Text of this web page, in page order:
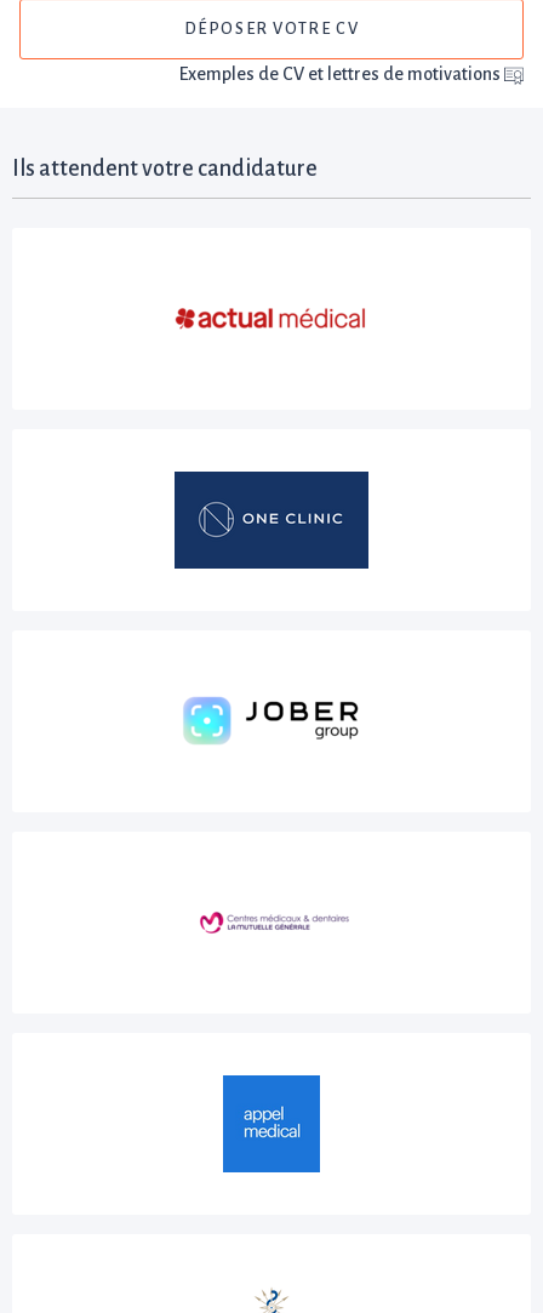
DÉPOSER VOTRE CV
Exemples de CV et lettres de motivations
Ils attendent votre candidature